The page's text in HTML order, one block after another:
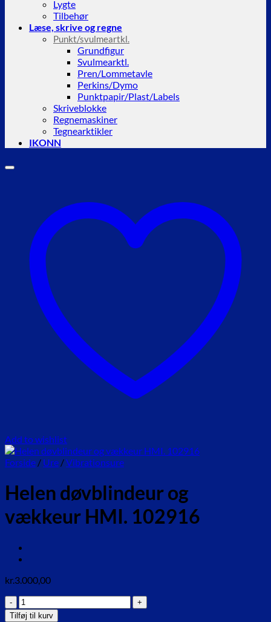
Lygte
Tilbehør
Læse, skrive og regne
Punkt/svulmeartkl.
Grundfigur
Svulmearktl.
Pren/Lommetavle
Perkins/Dymo
Punktpapir/Plast/Labels
Skriveblokke
Regnemaskiner
Tegnearktikler
IKONN
Add to wishlist
Forside / Ure /Vibrationsure
Helen døvblindeur og
vækkeur HMI. 102916
kr.3.000,00
Helen
døvblindeur
Tilføj til kurv